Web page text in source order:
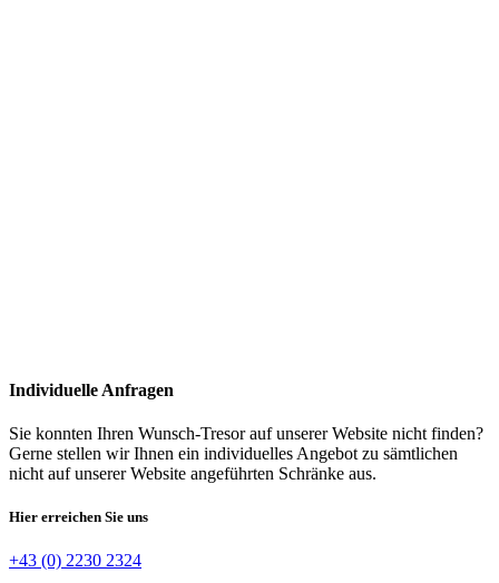
Individuelle Anfragen
Sie konnten Ihren Wunsch-Tresor auf unserer Website nicht finden?
Gerne stellen wir Ihnen ein individuelles Angebot zu sämtlichen
nicht auf unserer Website angeführten Schränke aus.
Hier erreichen Sie uns
+43 (0) 2230 2324